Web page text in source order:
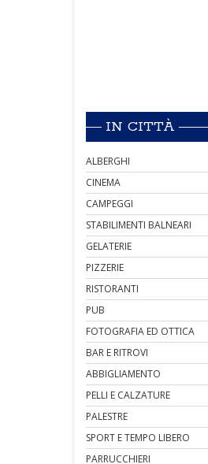
IN CITTÀ
ALBERGHI
CINEMA
CAMPEGGI
STABILIMENTI BALNEARI
GELATERIE
PIZZERIE
RISTORANTI
PUB
FOTOGRAFIA ED OTTICA
BAR E RITROVI
ABBIGLIAMENTO
PELLI E CALZATURE
PALESTRE
SPORT E TEMPO LIBERO
PARRUCCHIERI